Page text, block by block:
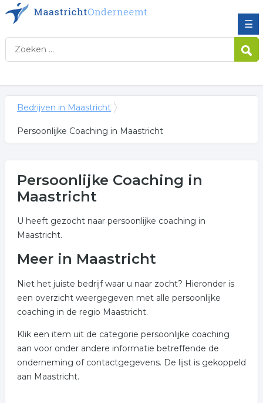
☰
Bedrijven in Maastricht
Persoonlijke Coaching in Maastricht
Persoonlijke Coaching in
Maastricht
U heeft gezocht naar persoonlijke coaching in
Maastricht.
Meer in Maastricht
Niet het juiste bedrijf waar u naar zocht? Hieronder is
een overzicht weergegeven met alle persoonlijke
coaching in de regio Maastricht.
Klik een item uit de categorie persoonlijke coaching
aan voor onder andere informatie betreffende de
onderneming of contactgegevens. De lijst is gekoppeld
aan Maastricht.